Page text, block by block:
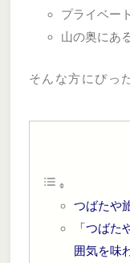
プライベー
山の奥にあ
そんな方にぴっ
つばたや
「つば
囲気を味